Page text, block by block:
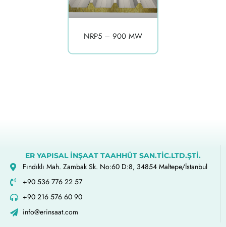
NRP5 – 900 MW
ER YAPISAL İNŞAAT TAAHHÜT SAN.TİC.LTD.ŞTİ.
Fındıklı Mah. Zambak Sk. No:60 D:8, 34854 Maltepe/İstanbul
+90 536 776 22 57
+90 216 576 60 90
info@erinsaat.com